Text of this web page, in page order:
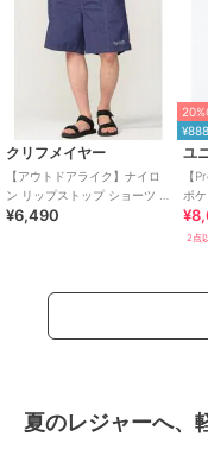
クリフメイヤー
【アウトドアライク】ナイロ
ン リップストップ ショーツ シ
ョートパンツ
¥6,490
ユ
【
ポ
2点
夏のレジャーへ、